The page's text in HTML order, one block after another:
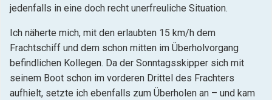
jedenfalls in eine doch recht unerfreuliche Situation.
Ich näherte mich, mit den erlaubten 15 km/h dem
Frachtschiff und dem schon mitten im Überholvorgang
befindlichen Kollegen. Da der Sonntagsskipper sich mit
seinem Boot schon im vorderen Drittel des Frachters
aufhielt, setzte ich ebenfalls zum Überholen an – und kam